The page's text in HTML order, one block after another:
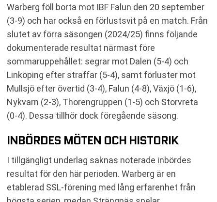
Warberg föll borta mot IBF Falun den 20 september
(3-9) och har också en förlustsvit på en match. Från
slutet av förra säsongen (2024/25) finns följande
dokumenterade resultat närmast före
sommaruppehållet: segrar mot Dalen (5-4) och
Linköping efter straffar (5-4), samt förluster mot
Mullsjö efter övertid (3-4), Falun (4-8), Växjö (1-6),
Nykvarn (2-3), Thorengruppen (1-5) och Storvreta
(0-4). Dessa tillhör dock föregående säsong.
INBÖRDES MÖTEN OCH HISTORIK
I tillgängligt underlag saknas noterade inbördes
resultat för den här perioden. Warberg är en
etablerad SSL-förening med lång erfarenhet från